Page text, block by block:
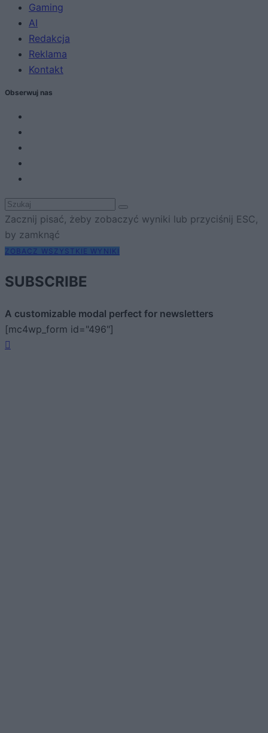
Gaming
AI
Redakcja
Reklama
Kontakt
Obserwuj nas
Zacznij pisać, żeby zobaczyć wyniki lub przyciśnij ESC,
by zamknąć
ZOBACZ WSZYSTKIE WYNIKI
SUBSCRIBE
A customizable modal perfect for newsletters
[mc4wp_form id="496"]